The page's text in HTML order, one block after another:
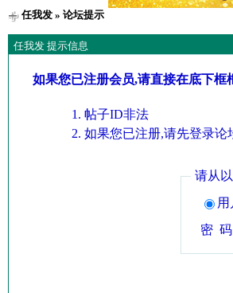
任我发» 论坛提示
任我发 提示信息
如果您已注册会员,请直接在底下
帖子ID非法
如果您已注册,请先登录论
请从
用
密 码